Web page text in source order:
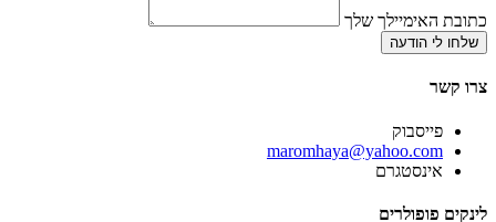
כתובת האימיילך שלך
שלחו לי הודעה
צרו קשר
פייסבוק
‫maromhaya@yahoo.com
אינסטגרם
לינקים פופולרים